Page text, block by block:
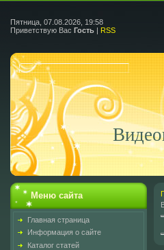
Пятница, 07.08.2026, 19:58
Приветствую Вас Гость | RSS
Меню сайта
Главная страница
Информация о сайте
Каталог статей